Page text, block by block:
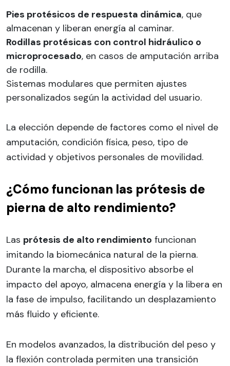
Pies protésicos de respuesta dinámica, que
almacenan y liberan energía al caminar.
Rodillas protésicas con control hidráulico o
microprocesado, en casos de amputación arriba
de rodilla.
Sistemas modulares que permiten ajustes
personalizados según la actividad del usuario.
La elección depende de factores como el nivel de
amputación, condición física, peso, tipo de
actividad y objetivos personales de movilidad.
¿Cómo funcionan las prótesis de
pierna de alto rendimiento?
Las prótesis de alto rendimiento funcionan
imitando la biomecánica natural de la pierna.
Durante la marcha, el dispositivo absorbe el
impacto del apoyo, almacena energía y la libera en
la fase de impulso, facilitando un desplazamiento
más fluido y eficiente.
En modelos avanzados, la distribución del peso y
la flexión controlada permiten una transición